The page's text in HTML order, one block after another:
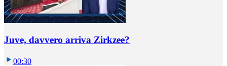
Juve, davvero arriva Zirkzee?
00:30